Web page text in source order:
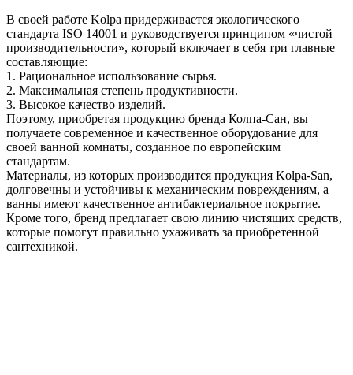
В своей работе Kolpa придерживается экологического
стандарта ISO 14001 и руководствуется принципом «чистой
производительности», который включает в себя три главные
составляющие:
1. Рациональное использование сырья.
2. Максимальная степень продуктивности.
3. Высокое качество изделий.
Поэтому, приобретая продукцию бренда Колпа-Сан, вы
получаете современное и качественное оборудование для
своей ванной комнаты, созданное по европейским
стандартам.
Материалы, из которых производится продукция Kolpa-San,
долговечны и устойчивы к механическим повреждениям, а
ванны имеют качественное антибактериальное покрытие.
Кроме того, бренд предлагает свою линию чистящих средств,
которые помогут правильно ухаживать за приобретенной
сантехникой.